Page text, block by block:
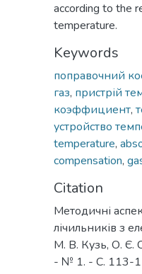
according to the
temperature.
Keywords
поправочний
газ, пристрій
коэффициент,
устройство
temperature,
compensation,
Citation
Методичні
лічильників з
М. В. Кузь, О. Є.
- № 1. - С. 113-